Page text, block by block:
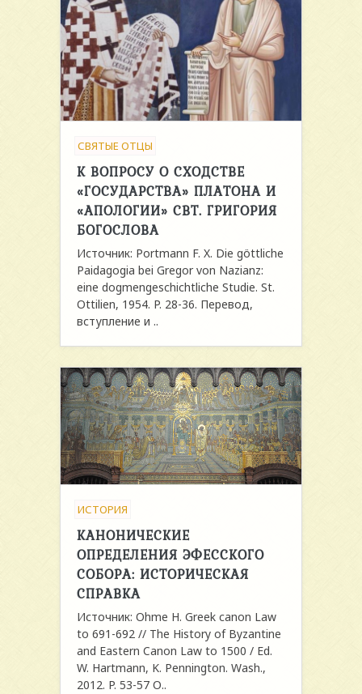
СВЯТЫЕ ОТЦЫ
К ВОПРОСУ О СХОДСТВЕ
«ГОСУДАРСТВА» ПЛАТОНА И
«АПОЛОГИИ» СВТ. ГРИГОРИЯ
БОГОСЛОВА
Источник: Portmann F. X. Die göttliche
Paidagogia bei Gregor von Nazianz:
eine dogmengeschichtliche Studie. St.
Ottilien, 1954. P. 28-36. Перевод,
вступление и ..
ИСТОРИЯ
КАНОНИЧЕСКИЕ
ОПРЕДЕЛЕНИЯ ЭФЕССКОГО
СОБОРА: ИСТОРИЧЕСКАЯ
СПРАВКА
Источник: Ohme H. Greek canon Law
to 691-692 // The History of Byzantine
and Eastern Canon Law to 1500 / Ed.
W. Hartmann, K. Pennington. Wash.,
2012. P. 53-57 О..